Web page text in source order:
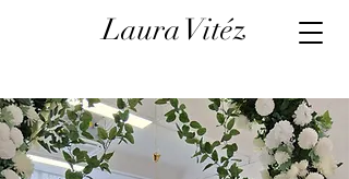
Laura Vitéz